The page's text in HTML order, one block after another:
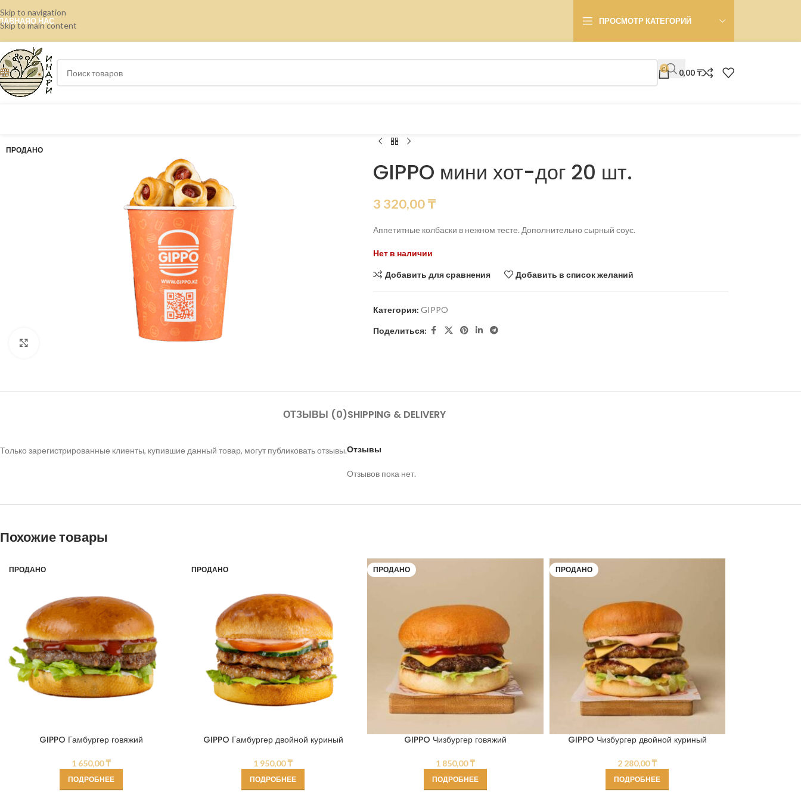
Skip to navigation
Skip to main content
О НАС ПРОСМОТР КАТЕГОРИЙ
0 0,00₸
ПРОДАНО
GIPPO мини хот-дог 20 шт.
3 320,00₸
Аппетитные колбаски в нежном тесте. Дополнительно сырный соус.
Нет в наличии
Добавить для сравнения Добавить в список желаний
Категория: GIPPO
Поделиться:
ОТЗЫВЫ (0)SHIPPING & DELIVERY
Отзывы
Отзывов пока нет.
Только зарегистрированные клиенты, купившие данный товар, могут публиковать отзывы.
Похожие товары
ПРОДАНО
GIPPO Гамбургер говяжий
1 650,00₸
ПОДРОБНЕЕ
ПРОДАНО
GIPPO Гамбургер двойной куриный
1 950,00₸
ПОДРОБНЕЕ
ПРОДАНО
GIPPO Чизбургер говяжий
1 850,00₸
ПОДРОБНЕЕ
ПРОДАНО
GIPPO Чизбургер двойной куриный
2 280,00₸
ПОДРОБНЕЕ